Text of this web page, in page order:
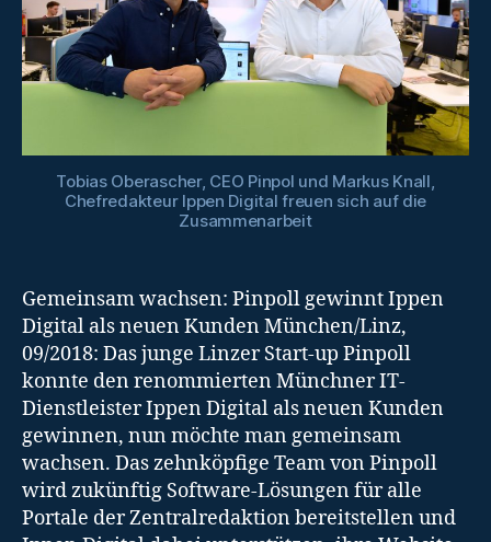
Tobias Oberascher, CEO Pinpol und Markus Knall,
Chefredakteur Ippen Digital freuen sich auf die
Zusammenarbeit
Gemeinsam wachsen: Pinpoll gewinnt Ippen
Digital als neuen Kunden München/Linz,
09/2018: Das junge Linzer Start-up Pinpoll
konnte den renommierten Münchner IT-
Dienstleister Ippen Digital als neuen Kunden
gewinnen, nun möchte man gemeinsam
wachsen. Das zehnköpfige Team von Pinpoll
wird zukünftig Software-Lösungen für alle
Portale der Zentralredaktion bereitstellen und